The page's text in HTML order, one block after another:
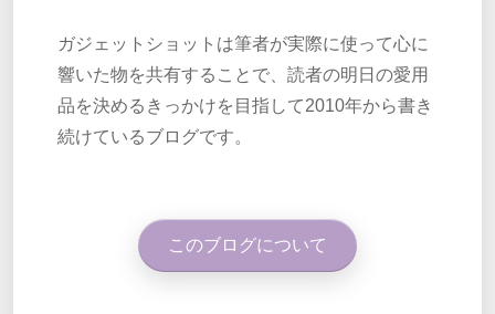
ガジェットショットは筆者が実際に使って心に
響いた物を共有することで、読者の明日の愛用
品を決めるきっかけを目指して2010年から書き
続けているブログです。
このブログについて